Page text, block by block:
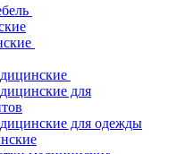
для
для одежды